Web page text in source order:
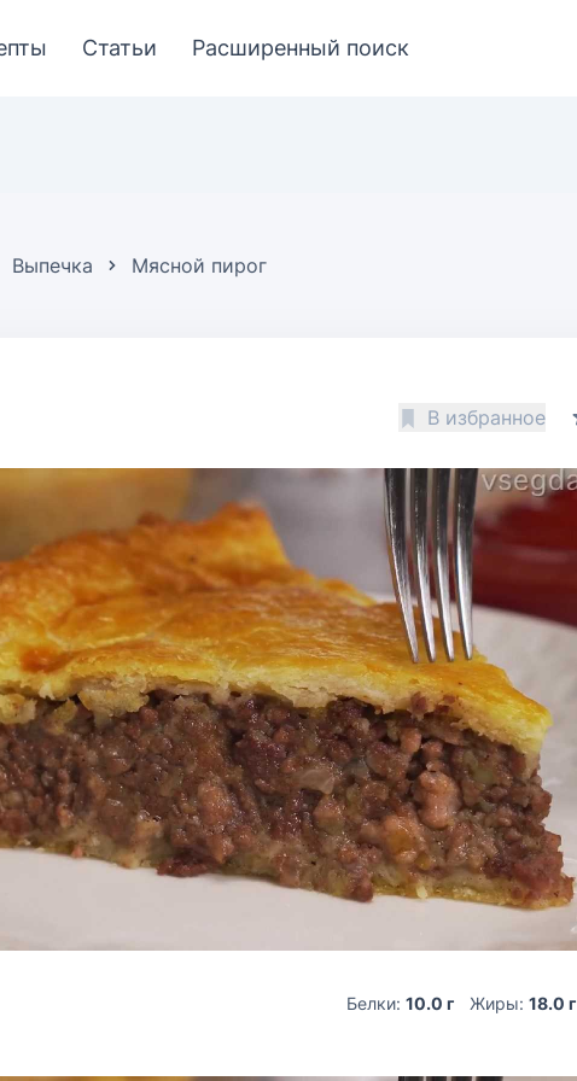
Статьи Расширенный поиск
Выпечка Мясной пирог
В избранное
Белки: 10.0 г Жиры: 18.0 г